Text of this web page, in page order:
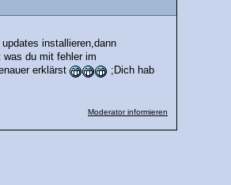
installieren,dann
du mit fehler im
erklärst
;Dich hab
Moderator informieren